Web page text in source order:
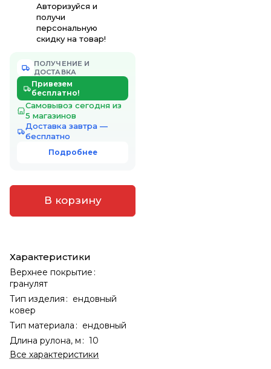
Авторизуйся и
получи
персональную
скидку на товар!
ПОЛУЧЕНИЕ И
ДОСТАВКА
Привезем
бесплатно!
Самовывоз сегодня из
5 магазинов
Доставка завтра —
бесплатно
Подробнее
В корзину
Характеристики
Верхнее покрытие :
гранулят
Тип изделия : ендовный
ковер
Тип материала : ендовный
Длина рулона, м : 10
Все характеристики